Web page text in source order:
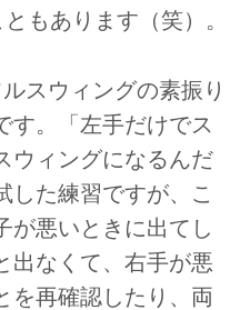
もあります（笑）。
スウィングの素振り
す。「左手だけでス
ウィングになるんだ
した練習ですが、こ
が悪いときに出てし
出なくて、右手が悪
を再確認したり、両